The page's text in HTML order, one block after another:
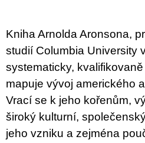
Kniha Arnolda Aronsona,
studií Columbia University
systematicky,
mapuje vývoj amerického
Vrací se k jeho kořenům,
široký kulturní,
jeho vzniku a zejména
e
m
e
VÝVAR
NEJEN
ROMSKÉ
RECEPTY
PRO
SNESITELNĚJŠÍ
KLIMA